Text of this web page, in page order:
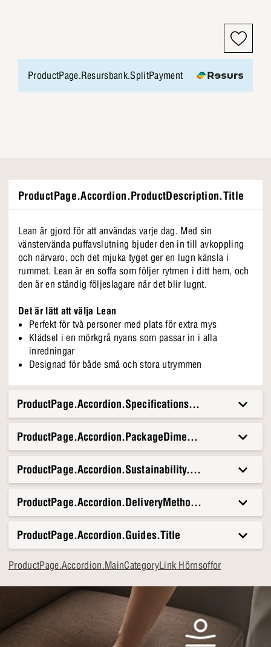
ProductPage.Resursbank.SplitPayment
ProductPage.Accordion.ProductDescription.Title
Lean är gjord för att användas varje dag. Med sin
vänstervända puffavslutning bjuder den in till avkoppling
och närvaro, och det mjuka tyget ger en lugn känsla i
rummet. Lean är en soffa som följer rytmen i ditt hem, och
den är en ständig följeslagare när det blir lugnt.
Det är lätt att välja Lean
Perfekt för två personer med plats för extra mys
Klädsel i en mörkgrå nyans som passar in i alla
inredningar
Designad för både små och stora utrymmen
ProductPage.Accordion.Specifications.Title
ProductPage.Accordion.Sustainability.Title
ProductPage.Accordion.DeliveryMethods.Title
ProductPage.Accordion.Guides.Title
ProductPage.Accordion.MainCategoryLink Hörnsoffor